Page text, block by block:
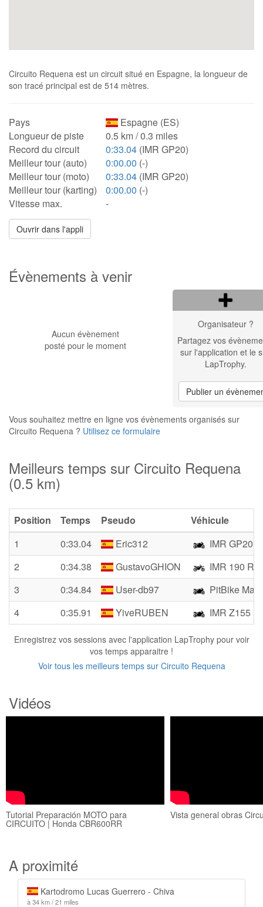
Circuito Requena est un circuit situé en Espagne, la longueur de
son tracé principal est de 514 mètres.
Pays
Espagne (ES)
Longueur de piste
0.5 km / 0.3 miles
Record du circuit
0:33.04 (IMR GP20)
Meilleur tour (auto)
0:00.00 (-)
Meilleur tour (moto)
0:33.04 (IMR GP20)
Meilleur tour (karting)
0:00.00 (-)
Vitesse max.
-
Ouvrir dans l'appli
Évènements à venir
Aucun évènement
posté pour le moment
Organisateur ?
Partagez vos
sur l'application et le
LapTrophy.
Publier un
Vous souhaitez mettre en ligne vos évènements organisés sur
Circuito Requena ? Utilisez ce formulaire
Meilleurs temps sur Circuito Requena
(0.5 km)
Position Temps Pseudo
Véhicule
1
0:33.04 Eric312
IMR GP20
2
0:34.38 GustavoGHION
IMR 190
3
0:34.84 User-db97
PitBike
4
0:35.91 YiveRUBEN IMR Z155
Enregistrez vos sessions avec l'application LapTrophy pour voir
vos temps apparaitre !
Voir tous les meilleurs temps sur Circuito Requena
Vidéos
Tutorial Preparación MOTO para
CIRCUITO | Honda CBR600RR
Vista general obras
A proximité
Kartodromo Lucas Guerrero - Chiva
à 34 km / 21 miles